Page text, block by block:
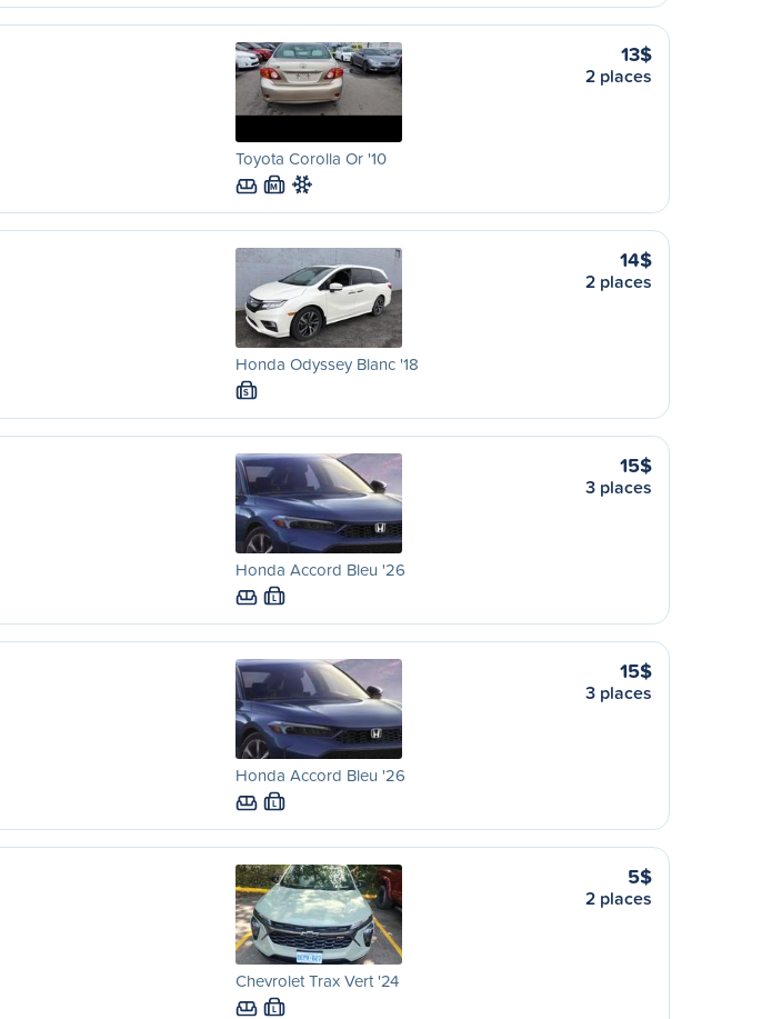
Toyota Corolla Or '10
M
13$
2 places
Honda Odyssey Blanc '18
S
14$
2 places
Honda Accord Bleu '26
L
15$
3 places
Honda Accord Bleu '26
L
15$
3 places
Chevrolet Trax Vert '24
L
5$
2 places